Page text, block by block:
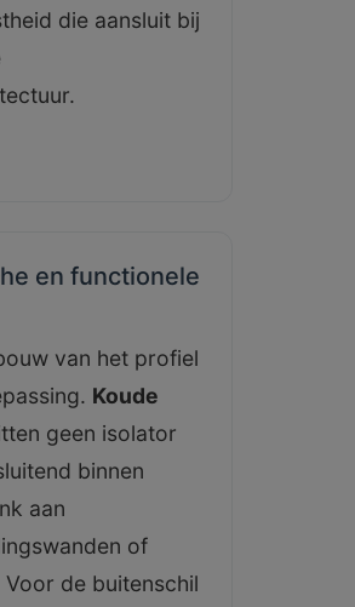
die aansluit bij
en functionele
van het profiel
Koude
geen isolator
binnen
aan
of
de buitenschil